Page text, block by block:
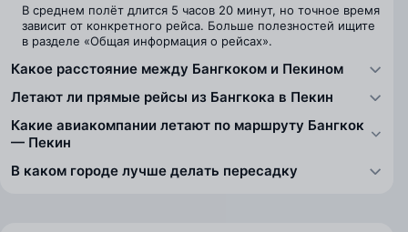
В среднем полёт длится 5 часов 20 минут, но точное время
зависит от конкретного рейса. Больше полезностей ищите
в разделе «Общая информация о рейсах».
Какое расстояние между Бангкоком и Пекином
Летают ли прямые рейсы из Бангкока в Пекин
Какие авиакомпании летают по маршруту Бангкок
— Пекин
В каком городе лучше делать пересадку